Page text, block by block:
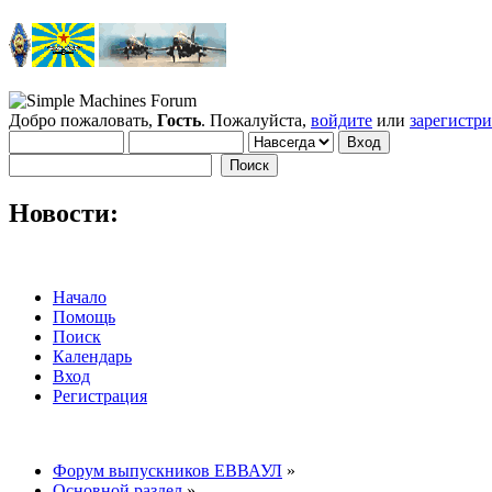
Добро пожаловать, Гость. Пожалуйста, войдите или
Новости:
Начало
Помощь
Поиск
Календарь
Вход
Регистрация
Форум выпускников ЕВВАУЛ »